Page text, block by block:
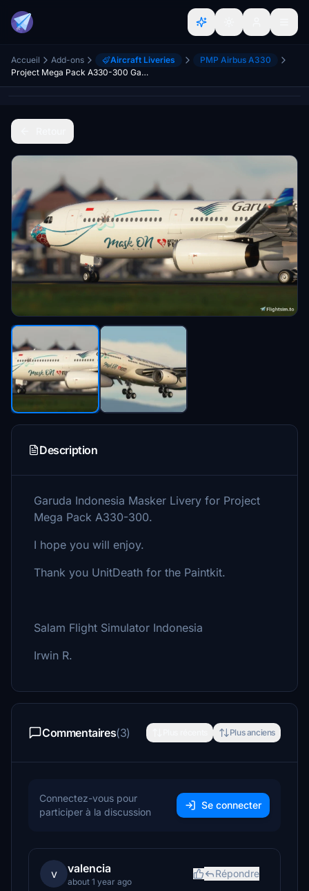
Accueil Add-ons Aircraft Liveries
PMP Airbus A330
Project Mega Pack A330-300 Garuda Indonesia Masker Livery
Description
Garuda Indonesia Masker Livery for Project
Mega Pack A330-300.
I hope you will enjoy.
Thank you UnitDeath for the Paintkit.
Salam Flight Simulator Indonesia
Irwin R.
Commentaires(3) Plus anciens
Connectez-vous pour
participer à la discussion
Se connecter
v valencia
about 1 year ago
Répondre